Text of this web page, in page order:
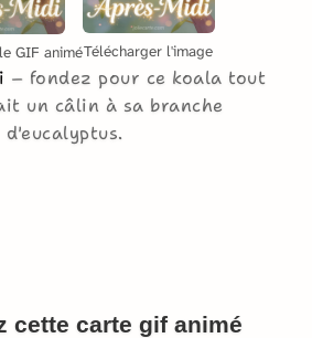
GIF animéTélécharger l'image
fondez pour ce koala tout
un câlin à sa branche
d'eucalyptus.
cette carte gif animé